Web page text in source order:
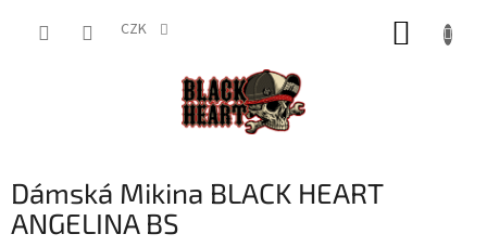
CZK
Dámská Mikina BLACK HEART
ANGELINA BS